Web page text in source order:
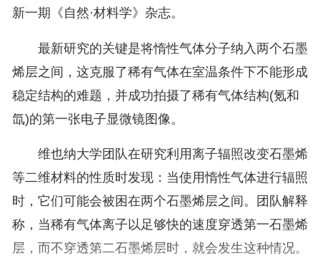
新一期《自然·材料学》杂志。
最新研究的关键是将惰性气体分子纳入两个石墨
烯层之间，这克服了稀有气体在室温条件下不能形成
稳定结构的难题，并成功拍摄了稀有气体结构(氪和
氙)的第一张电子显微镜图像。
维也纳大学团队在研究利用离子辐照改变石墨烯
等二维材料的性质时发现：当使用惰性气体进行辐照
时，它们可能会被困在两个石墨烯层之间。团队解释
称，当稀有气体离子以足够快的速度穿透第一石墨烯
层，而不穿透第二石墨烯层时，就会发生这种情况。